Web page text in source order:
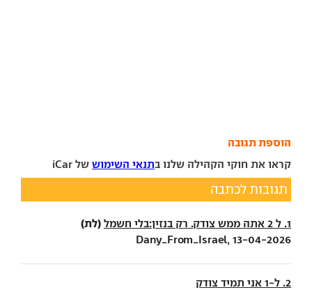
הוספת תגובה
קראו את חוקי הקהילה שלנו בתנאי השימוש של iCar
תגובות לכתבה
1. ל 2 אתה ממש צודק. רק בנזין:בלי חשמל (לת)
Dany_From_Israel, 13-04-2026
2. ל-1 אני תמיד צודק